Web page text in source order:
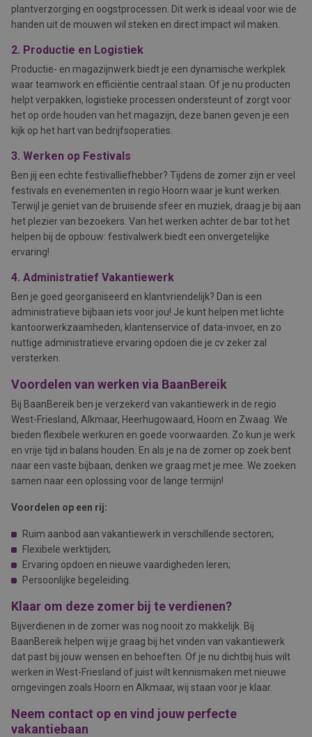
plantverzorging en oogstprocessen. Dit werk is ideaal voor wie de
handen uit de mouwen wil steken en direct impact wil maken.
2. Productie en Logistiek
Productie- en magazijnwerk biedt je een dynamische werkplek
waar teamwork en efficiëntie centraal staan. Of je nu producten
helpt verpakken, logistieke processen ondersteunt of zorgt voor
het op orde houden van het magazijn, deze banen geven je een
kijk op het hart van bedrijfsoperaties.
3. Werken op Festivals
Ben jij een echte festivalliefhebber? Tijdens de zomer zijn er veel
festivals en evenementen in regio Hoorn waar je kunt werken.
Terwijl je geniet van de bruisende sfeer en muziek, draag je bij aan
het plezier van bezoekers. Van het werken achter de bar tot het
helpen bij de opbouw: festivalwerk biedt een onvergetelijke
ervaring!
4. Administratief Vakantiewerk
Ben je goed georganiseerd en klantvriendelijk? Dan is een
administratieve bijbaan iets voor jou! Je kunt helpen met lichte
kantoorwerkzaamheden, klantenservice of data-invoer, en zo
nuttige administratieve ervaring opdoen die je cv zeker zal
versterken.
Voordelen van werken via BaanBereik
Bij BaanBereik ben je verzekerd van vakantiewerk in de regio
West-Friesland, Alkmaar, Heerhugowaard, Hoorn en Zwaag. We
bieden flexibele werkuren en goede voorwaarden. Zo kun je werk
en vrije tijd in balans houden. En als je na de zomer op zoek bent
naar een vaste bijbaan, denken we graag met je mee. We zoeken
samen naar een oplossing voor de lange termijn!
Voordelen op een rij:
Ruim aanbod aan vakantiewerk in verschillende sectoren;
Flexibele werktijden;
Ervaring opdoen en nieuwe vaardigheden leren;
Persoonlijke begeleiding.
Klaar om deze zomer bij te verdienen?
Bijverdienen in de zomer was nog nooit zo makkelijk. Bij
BaanBereik helpen wij je graag bij het vinden van vakantiewerk
dat past bij jouw wensen en behoeften. Of je nu dichtbij huis wilt
werken in West-Friesland of juist wilt kennismaken met nieuwe
omgevingen zoals Hoorn en Alkmaar, wij staan voor je klaar.
Neem contact op en vind jouw perfecte
vakantiebaan